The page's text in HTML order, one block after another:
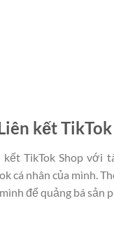
kết
kết TikTok Shop với
cá nhân của mình.
để quảng bá sản